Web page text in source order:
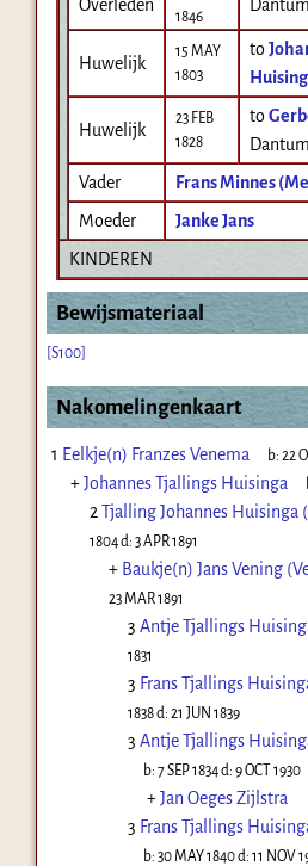
Overleden
1846
Huwelijk
15 MAY
1803
to
Huwelijk
23 FEB
1828
to
Vader
Frans Minnes
Moeder
Janke Jans
KINDEREN
Bewijsmateriaal
[S100]
Nakomelingenkaart
1 Eelkje(n) Franzes Venema b:22
+Johannes Tjallings Huisinga
2 Tjalling Johannes Huisinga
1804d: 3 APR 1891
+ Baukje(n) Jans Vening
23 MAR 1891
3 Antje Tjallings
1831
3 Frans Tjallings
1838d: 21 JUN 1839
3 Antje Tjallings
b:7 SEP 1834d:9 OCT 1930
+Jan Oeges Zijlstra
3 Frans Tjallings
b:30 MAY 1840d:11 NOV